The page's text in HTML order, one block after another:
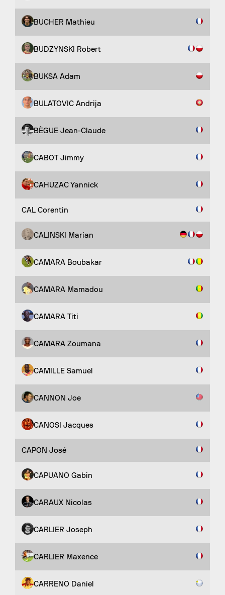
BUCHER Mathieu
BUDZYNSKI Robert
BUKSA Adam
BULATOVIC Andrija
BÈGUE Jean-Claude
CABOT Jimmy
CAHUZAC Yannick
CAL Corentin
CALINSKI Marian
CAMARA Boubakar
CAMARA Mamadou
CAMARA Titi
CAMARA Zoumana
CAMILLE Samuel
CANNON Joe
CANOSI Jacques
CAPON José
CAPUANO Gabin
CARAUX Nicolas
CARLIER Joseph
CARLIER Maxence
CARRENO Daniel